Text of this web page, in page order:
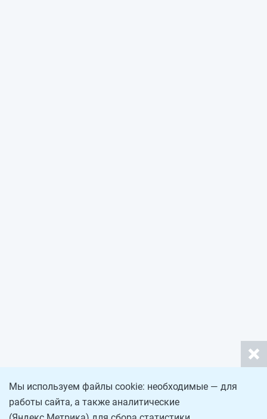
Мы используем файлы cookie: необходимые — для
работы сайта, а также аналитические